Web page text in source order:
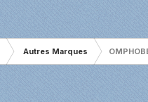
Autres Marques